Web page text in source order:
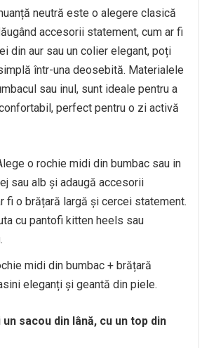
neutră este o alegere clasică
accesorii statement, cum ar fi
din aur sau un colier elegant, poți
într-una deosebită. Materialele
sau inul, sunt ideale pentru a
perfect pentru o zi activă
o rochie midi din bumbac sau in
sau alb și adaugă accesorii
fi o brățară largă și cercei statement.
cu pantofi kitten heels sau
midi din bumbac + brățară
eleganți și geantă din piele.
sacou din lână, cu un top din